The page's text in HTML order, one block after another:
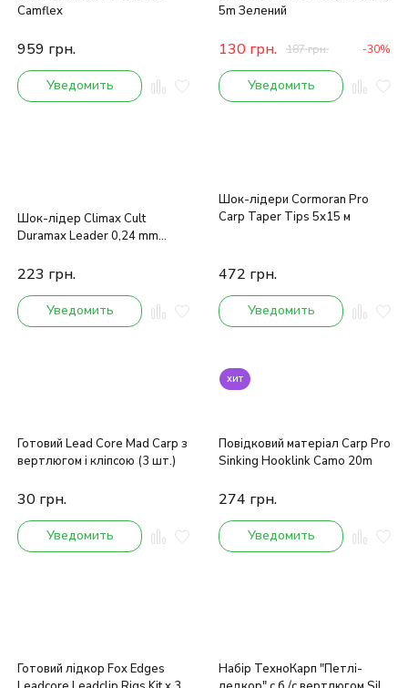
Camflex
959 грн.
Уведомить
5m Зелений
130 грн. 187грн. -30%
Уведомить
Шок-лідер Climax Cult
Duramax Leader 0,24 mm
223 грн.
Уведомить
Шок-лідери Cormoran Pro
Carp Taper Tips 5х15 м
472 грн.
Уведомить
Готовий Lead Core Mad Carp з
вертлюгом і кліпсою (3 шт.)
30 грн.
Уведомить
хит
Повідковий матеріал Carp Pro
Sinking Hooklink Camo 20m
274 грн.
Уведомить
Готовий лідкор Fox Edges
Набір ТехноКарп "Петлі-